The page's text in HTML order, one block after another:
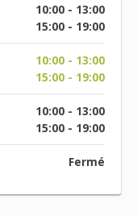
10:00 - 13:00
15:00 - 19:00
10:00 - 13:00
15:00 - 19:00
10:00 - 13:00
15:00 - 19:00
Fermé